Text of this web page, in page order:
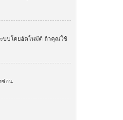
บบโดยอัตโนมัติ ถ้าคุณใช้
ซ่อน.